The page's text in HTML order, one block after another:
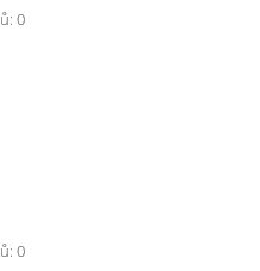
0
0